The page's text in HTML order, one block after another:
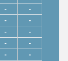
- -
- -
- -
- -
- -